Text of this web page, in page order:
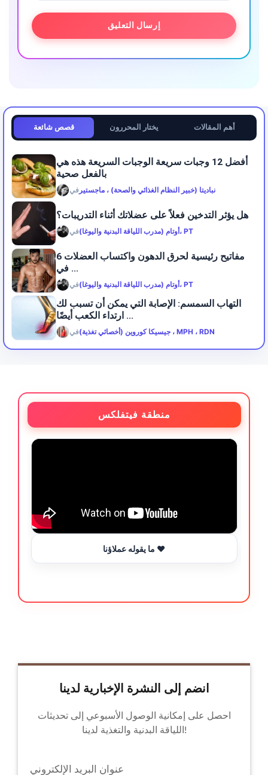
قصص شائعة يختار المحررون أهم المقالات
أفضل 12 وجبات سريعة الوجبات السريعة هذه هي
بالفعل صحية
في نباديتا (خبير النظام الغذائي والصحة) ، ماجستير
هل يؤثر التدخين فعلاً على عضلاتك أثناء التدريبات؟
في أوتام (مدرب اللياقة البدنية واليوغا)، PT
6 مفاتيح رئيسية لحرق الدهون واكتساب العضلات
في ...
في أوتام (مدرب اللياقة البدنية واليوغا)، PT
التهاب السمسم: الإصابة التي يمكن أن تسبب لك
ارتداء الكعب أيضًا ...
في جيسيكا كوروين (أخصائي تغذية) ، MPH ، RDN
منطقة فيتفلكس
ما يقوله عملاؤنا ❤️
انضم إلى النشرة الإخبارية لدينا
احصل على إمكانية الوصول الأسبوعي إلى تحديثات
اللياقة البدنية والتغذية لدينا!
عنوان البريد الإلكتروني